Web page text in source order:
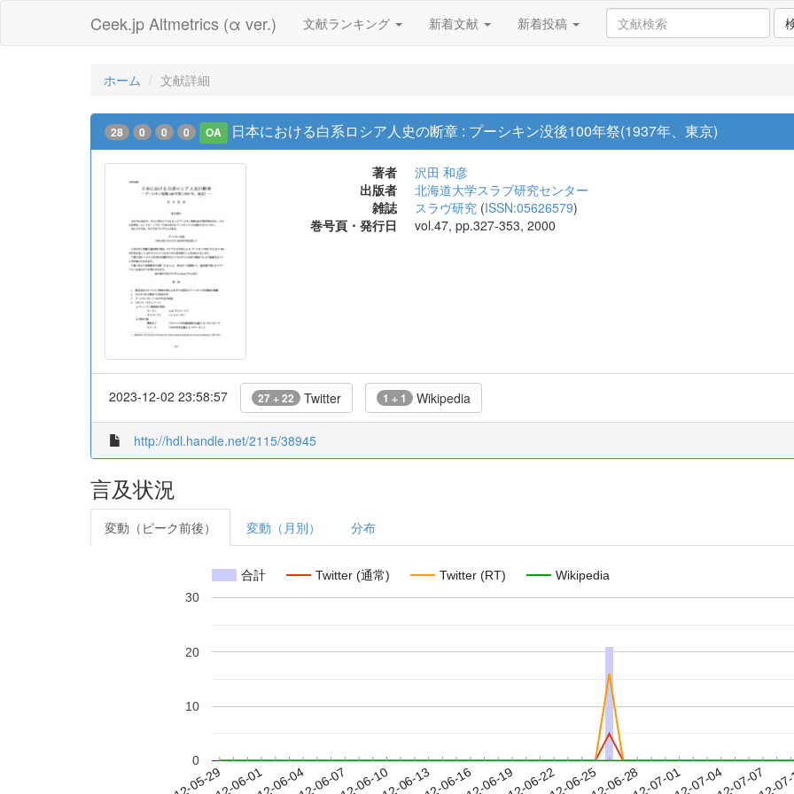
Ceek.jp Altmetrics (α ver.) 文献ランキング 新着文献 新着投稿
ホーム 文献詳細
28 0 0 0 OA 日本における白系ロシア人史の断章 : プーシキン没後100年祭(1937年、東京)
著者
沢田 和彦
出版者
北海道大学スラブ研究センター
雑誌
スラヴ研究 (ISSN:05626579)
巻号頁・発行日
vol.47, pp.327-353, 2000
2023-12-02 23:58:57 27 + 22 Twitter 1 + 1 Wikipedia
http://hdl.handle.net/2115/38945
言及状況
変動（ピーク前後） 変動（月別） 分布
合計 Twitter (通常) Twitter (RT) Wikipedia
0
10
20
30